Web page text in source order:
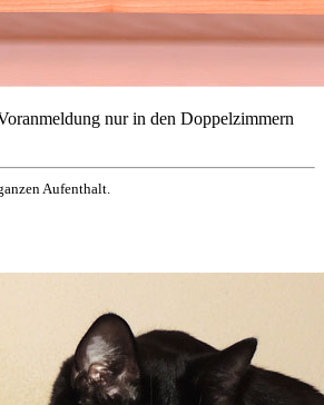
nur in den Doppelzimmern
Aufenthalt.